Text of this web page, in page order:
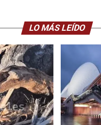
LO MÁS LEÍDO